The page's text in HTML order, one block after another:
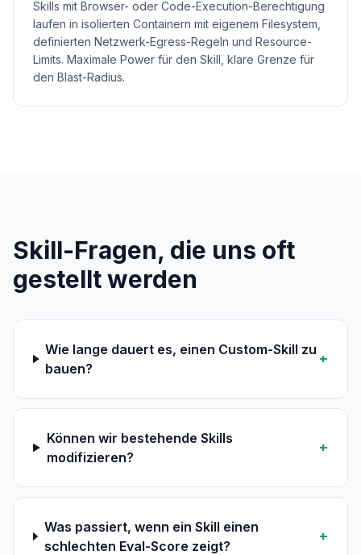
Skills mit Browser- oder Code-Execution-Berechtigung
laufen in isolierten Containern mit eigenem Filesystem,
definierten Netzwerk-Egress-Regeln und Resource-
Limits. Maximale Power für den Skill, klare Grenze für
den Blast-Radius.
Skill-Fragen, die uns oft
gestellt werden
Wie lange dauert es, einen Custom-Skill zu
bauen?
+
Können wir bestehende Skills
modifizieren?
+
Was passiert, wenn ein Skill einen
schlechten Eval-Score zeigt?
+